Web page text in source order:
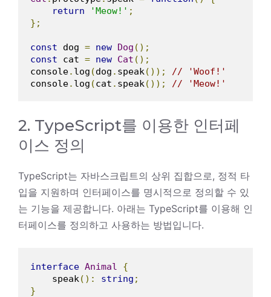
return
'Meow!' ;
};
const dog = new Dog ();
const cat = new Cat ();
console. log (dog . speak ());
// 'Woof!'
console. log (cat . speak ()); // 'Meow!'
2. TypeScript를 이용한 인터페
이스 정의
TypeScript는 자바스크립트의 상위 집합으로, 정적 타
입을 지원하며 인터페이스를 명시적으로 정의할 수 있
는 기능을 제공합니다. 아래는 TypeScript를 이용해 인
터페이스를 정의하고 사용하는 방법입니다.
interface Animal
{
    speak
(): string ;
}